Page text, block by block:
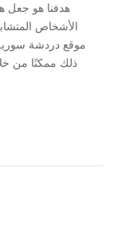
هدفنا هو جعل
الأشخاص
موقع دردشة
ذلك ممكنًا من